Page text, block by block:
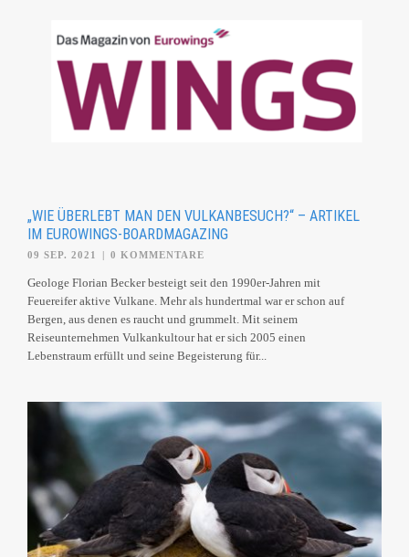
„WIE ÜBERLEBT MAN DEN VULKANBESUCH?“ – ARTIKEL
IM EUROWINGS-BOARDMAGAZING
09 SEP. 2021 0 KOMMENTARE
Geologe Florian Becker besteigt seit den 1990er-Jahren mit
Feuereifer aktive Vulkane. Mehr als hundertmal war er schon auf
Bergen, aus denen es raucht und grummelt. Mit seinem
Reiseunternehmen Vulkankultour hat er sich 2005 einen
Lebenstraum erfüllt und seine Begeisterung für...